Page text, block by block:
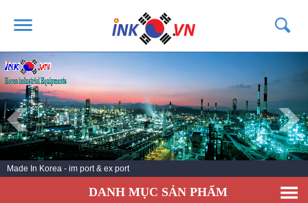
TRANG CHỦ
GIỚI THIỆU
SẢN PHẨM
DỊCH VỤ
TIN TỨC
Made In Korea - im port & ex port
DANH MỤC SẢN PHẨM